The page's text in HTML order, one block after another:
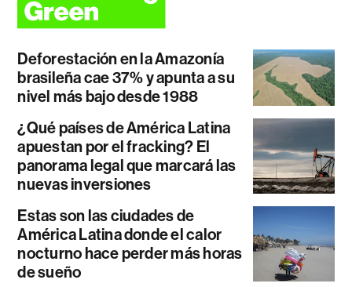
Deforestación en la Amazonía
brasileña cae 37% y apunta a su
nivel más bajo desde 1988
¿Qué países de América Latina
apuestan por el fracking? El
panorama legal que marcará las
nuevas inversiones
Estas son las ciudades de
América Latina donde el calor
nocturno hace perder más horas
de sueño